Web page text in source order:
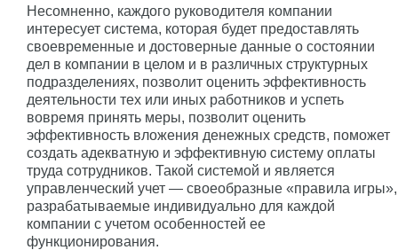
Несомненно, каждого руководителя компании
интересует система, которая будет предоставлять
своевременные и достоверные данные о состоянии
дел в компании в целом и в различных структурных
подразделениях, позволит оценить эффективность
деятельности тех или иных работников и успеть
вовремя принять меры, позволит оценить
эффективность вложения денежных средств, поможет
создать адекватную и эффективную систему оплаты
труда сотрудников. Такой системой и является
управленческий учет — своеобразные «правила игры»,
разрабатываемые индивидуально для каждой
компании с учетом особенностей ее
функционирования.